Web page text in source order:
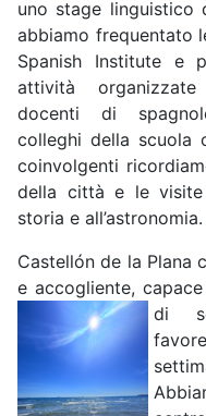
uno stage linguistico
abbiamo frequentato
Spanish Institute e
attività
docenti di
colleghi della scuola
coinvolgenti
della città e le visite
storia e all’astronomia.
Castellón de la Plana
e accogliente,
di